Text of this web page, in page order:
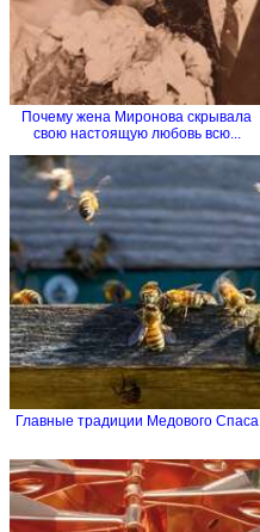
Почему жена Миронова скрывала
свою настоящую любовь всю...
Главные традиции Медового Спаса